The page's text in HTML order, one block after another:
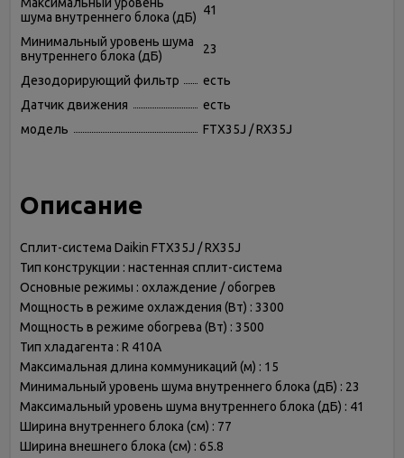
шума внутреннего блока (дБ) 41
Минимальный уровень шума
внутреннего блока (дБ)
23
Дезодорирующий фильтр
есть
Датчик движения
есть
модель
FTX35J / RX35J
Описание
Сплит-система Daikin FTX35J / RX35J
Тип конструкции : настенная сплит-система
Основные режимы : охлаждение / обогрев
Мощность в режиме охлаждения (Вт) : 3300
Мощность в режиме обогрева (Вт) : 3500
Тип хладагента : R 410A
Максимальная длина коммуникаций (м) : 15
Минимальный уровень шума внутреннего блока (дБ) : 23
Максимальный уровень шума внутреннего блока (дБ) : 41
Ширина внутреннего блока (см) : 77
Ширина внешнего блока (см) : 65.8